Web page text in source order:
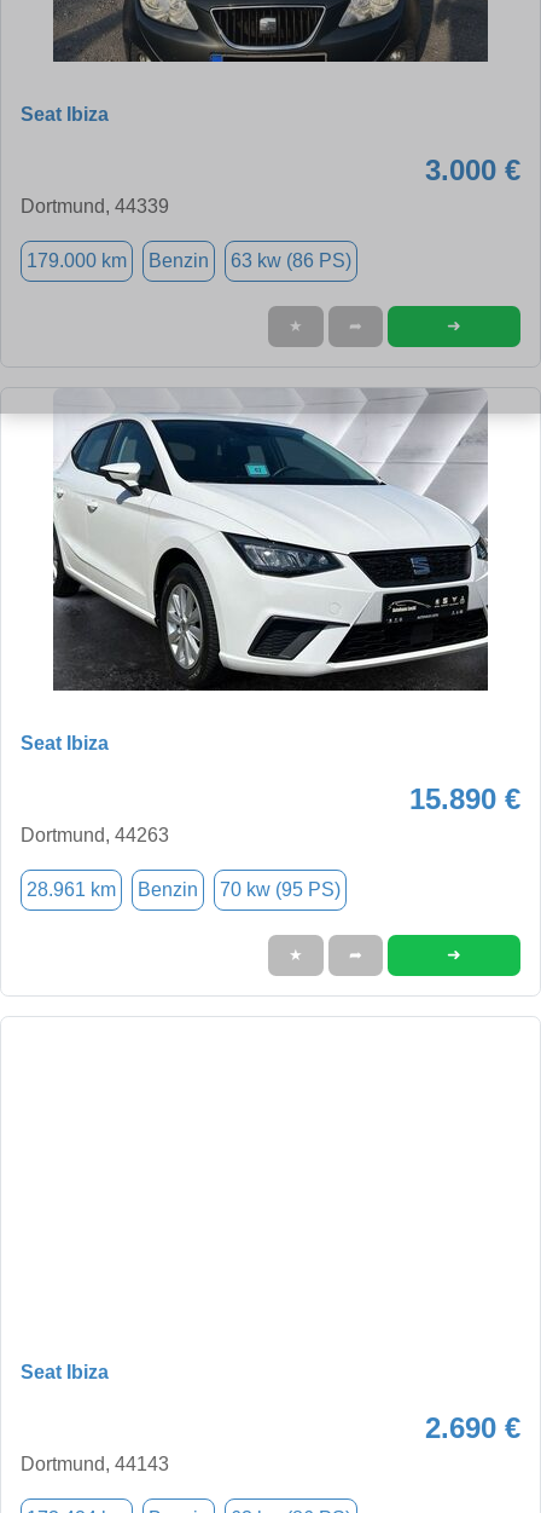
Seat Ibiza
3.000 €
Dortmund, 44339
179.000 km Benzin 63 kw (86 PS)
★ ➦ ➜
Seat Ibiza
15.890 €
Dortmund, 44263
28.961 km Benzin 70 kw (95 PS)
★ ➦ ➜
Seat Ibiza
2.690 €
Dortmund, 44143